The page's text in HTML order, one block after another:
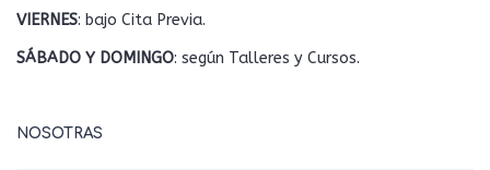
VIERNES: bajo Cita Previa.
SÁBADO Y DOMINGO: según Talleres y Cursos.
NOSOTRAS